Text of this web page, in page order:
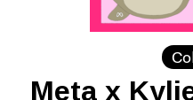
Meta x